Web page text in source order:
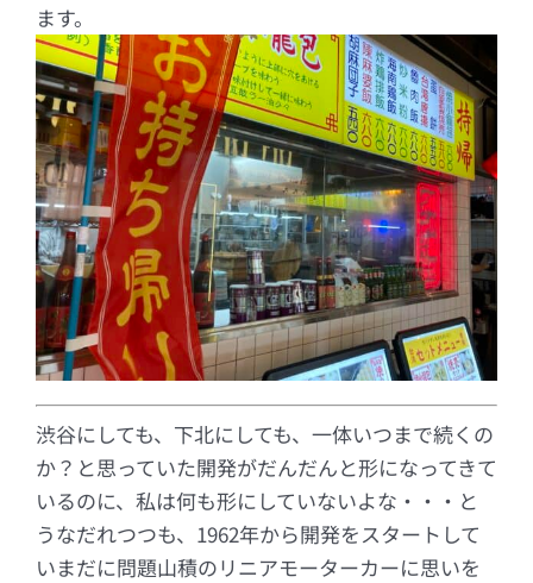
ます。
渋谷にしても、下北にしても、一体いつまで続くの
か？と思っていた開発がだんだんと形になってきて
いるのに、私は何も形にしていないよな・・・と
うなだれつつも、1962年から開発をスタートして
いまだに問題山積のリニアモーターカーに思いを